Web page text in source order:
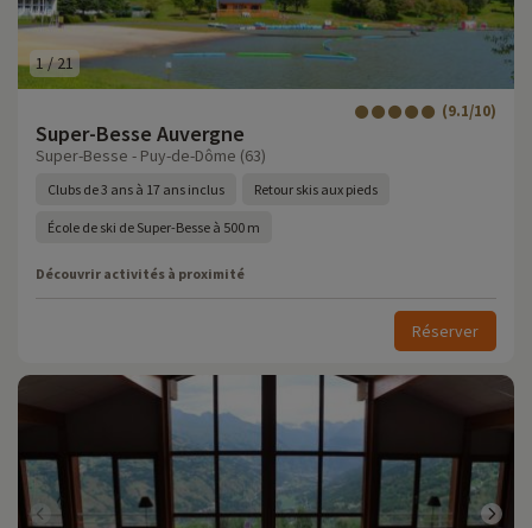
1/21
Super-Besse Auvergne
(9.1/10)
Super-Besse - Puy-de-Dôme (63)
Clubs de 3 ans à 17 ans inclus Retour skis aux pieds
École de ski de Super-Besse à 500 m
Découvrir activités à proximité
Réserver